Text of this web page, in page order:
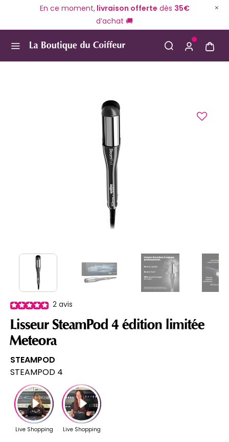
En ce moment,livraison offerte dès 35€
d’achat 🚚
2 avis
Lisseur SteamPod 4 édition limitée
Meteora
STEAMPOD
STEAMPOD 4